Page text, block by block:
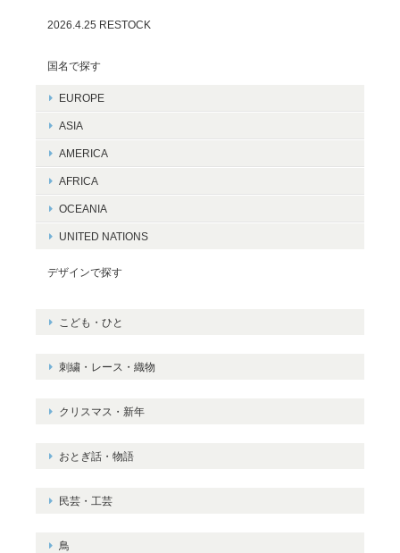
2026.4.25 RESTOCK
国名で探す
EUROPE
ASIA
AMERICA
AFRICA
OCEANIA
UNITED NATIONS
デザインで探す
こども・ひと
刺繍・レース・織物
クリスマス・新年
おとぎ話・物語
民芸・工芸
鳥